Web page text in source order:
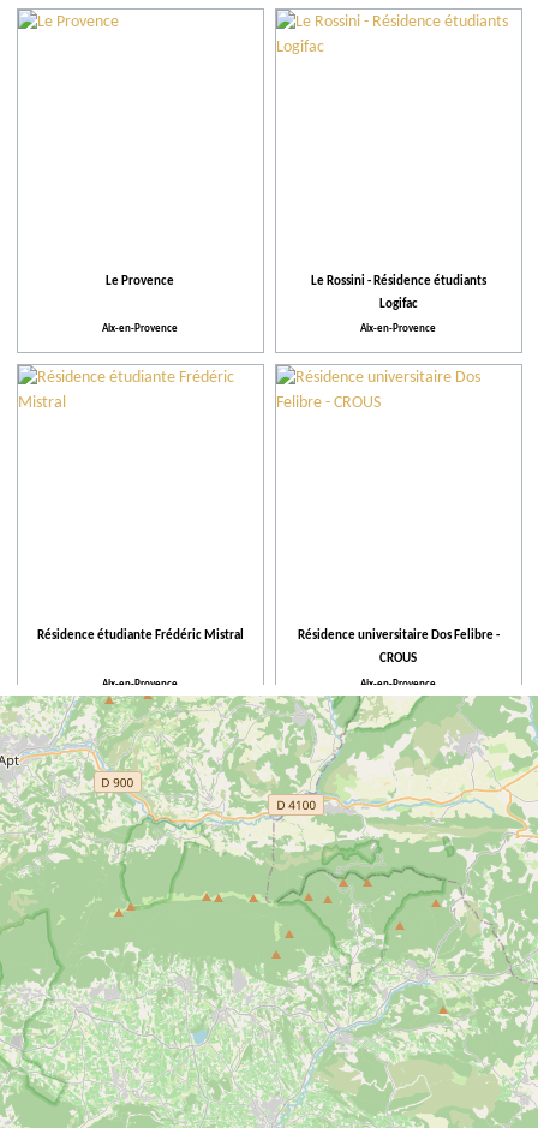
Le Provence
Aix-en-Provence
Le Rossini - Résidence étudiants
Logifac
Aix-en-Provence
Résidence étudiante Frédéric Mistral
Aix-en-Provence
Résidence universitaire Dos Felibre -
CROUS
Aix-en-Provence
Résidence universitaire Les Gazelles -
CROUS
Aix-en-Provence
Villa des Félibres
Aix-en-Provence